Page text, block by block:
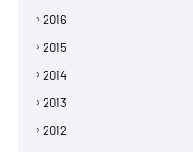
2016
2015
2014
2013
2012